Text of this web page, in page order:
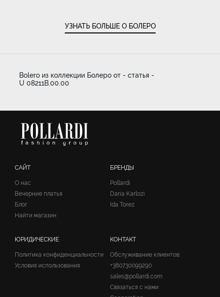
УЗНАТЬ БОЛЬШЕ О БОЛЕРО
Bolero из коллекции Болеро от - статья -
U 08211B.00.00
САЙТ
О нас
Вечерние платья
Блог
Найти магазин
БРЕНДЫ
Pollardi
Daria Karlozi
Ida Torez
ЮРИДИЧЕСКИЕ
Политика конфиденциальности
Условия использования
КОНТАКТ
Обслуживание клиентов:
+380730099290
sales@pollardi.com
Связаться с нами